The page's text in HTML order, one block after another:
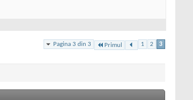
Pagina 3 din 3 Primul 1 2 3